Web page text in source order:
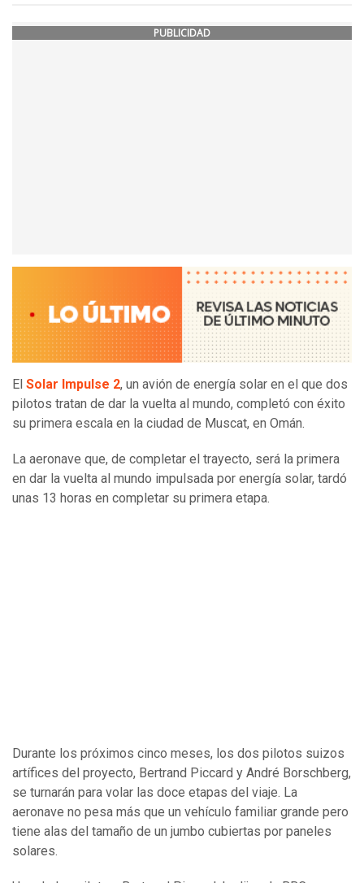
PUBLICIDAD
El Solar Impulse 2, un avión de energía solar en el que dos
pilotos tratan de dar la vuelta al mundo, completó con éxito
su primera escala en la ciudad de Muscat, en Omán.
La aeronave que, de completar el trayecto, será la primera
en dar la vuelta al mundo impulsada por energía solar, tardó
unas 13 horas en completar su primera etapa.
Durante los próximos cinco meses, los dos pilotos suizos
artífices del proyecto, Bertrand Piccard y André Borschberg,
se turnarán para volar las doce etapas del viaje. La
aeronave no pesa más que un vehículo familiar grande pero
tiene alas del tamaño de un jumbo cubiertas por paneles
solares.